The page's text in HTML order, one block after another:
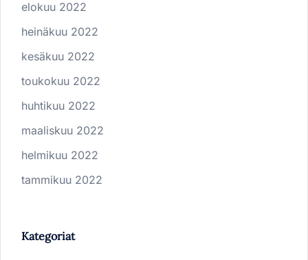
elokuu 2022
heinäkuu 2022
kesäkuu 2022
toukokuu 2022
huhtikuu 2022
maaliskuu 2022
helmikuu 2022
tammikuu 2022
Kategoriat